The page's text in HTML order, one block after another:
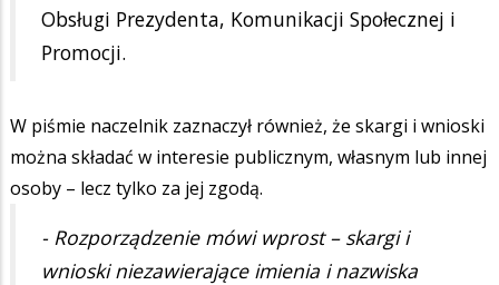
Obsługi Prezydenta, Komunikacji Społecznej i
Promocji.
W piśmie naczelnik zaznaczył również, że skargi i wnioski
można składać w interesie publicznym, własnym lub innej
osoby – lecz tylko za jej zgodą.
- Rozporządzenie mówi wprost – skargi i
wnioski niezawierające imienia i nazwiska